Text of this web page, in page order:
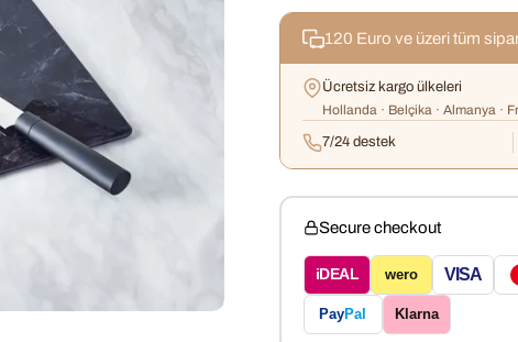
120 Euro ve üzeri tüm
Ücretsiz kargo ülkeleri
Hollanda · Belçika · Almanya ·
7/24 destek
Secure checkout
iDEAL wero VISA
PayPal Klarna